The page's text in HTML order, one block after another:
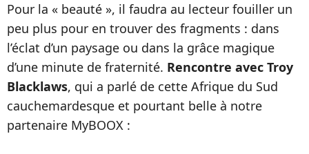
Pour la « beauté », il faudra au lecteur fouiller un
peu plus pour en trouver des fragments : dans
l’éclat d’un paysage ou dans la grâce magique
d’une minute de fraternité. Rencontre avec Troy
Blacklaws, qui a parlé de cette Afrique du Sud
cauchemardesque et pourtant belle à notre
partenaire MyBOOX :